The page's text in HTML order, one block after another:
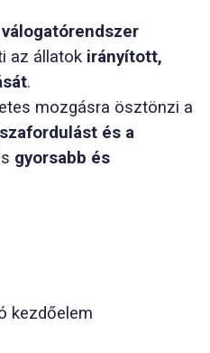
az állatok irányított,
.
mozgásra ösztönzi a
és a
gyorsabb és
kezdőelem